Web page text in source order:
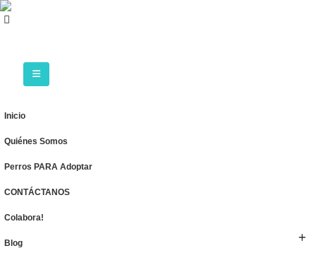
Inicio
Quiénes Somos
Perros PARA Adoptar
CONTÁCTANOS
Colabora!
Blog